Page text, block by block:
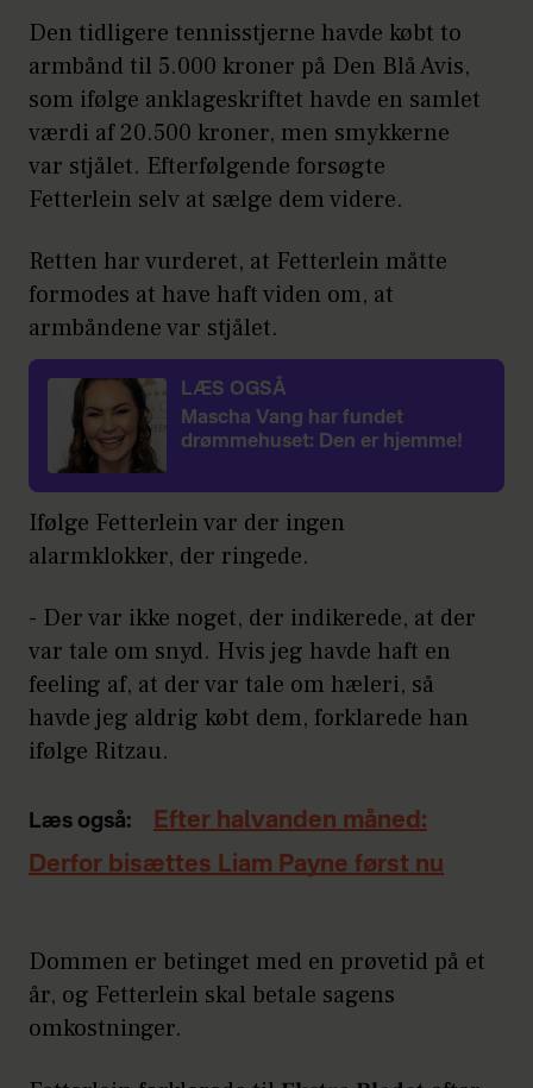
Den tidligere tennisstjerne havde købt to
armbånd til 5.000 kroner på Den Blå Avis,
som ifølge anklageskriftet havde en samlet
værdi af 20.500 kroner, men smykkerne
var stjålet. Efterfølgende forsøgte
Fetterlein selv at sælge dem videre.
Retten har vurderet, at Fetterlein måtte
formodes at have haft viden om, at
armbåndene var stjålet.
LÆS OGSÅ
Mascha Vang har fundet
drømmehuset: Den er hjemme!
Ifølge Fetterlein var der ingen
alarmklokker, der ringede.
- Der var ikke noget, der indikerede, at der
var tale om snyd. Hvis jeg havde haft en
feeling af, at der var tale om hæleri, så
havde jeg aldrig købt dem, forklarede han
ifølge Ritzau.
Læs også:
Efter halvanden måned:
Derfor bisættes Liam Payne først nu
Dommen er betinget med en prøvetid på et
år, og Fetterlein skal betale sagens
omkostninger.